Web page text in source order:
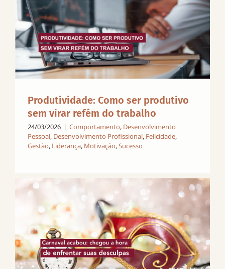
Produtividade: Como ser produtivo
sem virar refém do trabalho
24/03/2026 | Comportamento, Desenvolvimento
Pessoal, Desenvolvimento Profissional, Felicidade,
Gestão, Liderança, Motivação,Sucesso